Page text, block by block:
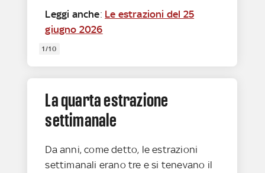
Leggi anche: Le estrazioni del 25
giugno 2026
1/10
La quarta estrazione
settimanale
Da anni, come detto, le estrazioni
settimanali erano tre e si tenevano il